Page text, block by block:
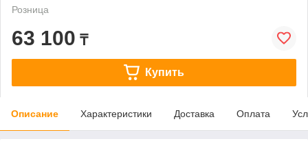
Розница
63 100 ₸
Купить
Описание Характеристики Доставка Оплата